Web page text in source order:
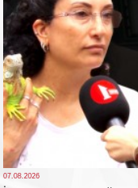
07.08.2026